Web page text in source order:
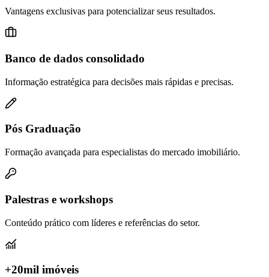
Vantagens exclusivas para potencializar seus resultados.
Banco de dados consolidado
Informação estratégica para decisões mais rápidas e precisas.
Pós Graduação
Formação avançada para especialistas do mercado imobiliário.
Palestras e workshops
Conteúdo prático com líderes e referências do setor.
+20mil imóveis